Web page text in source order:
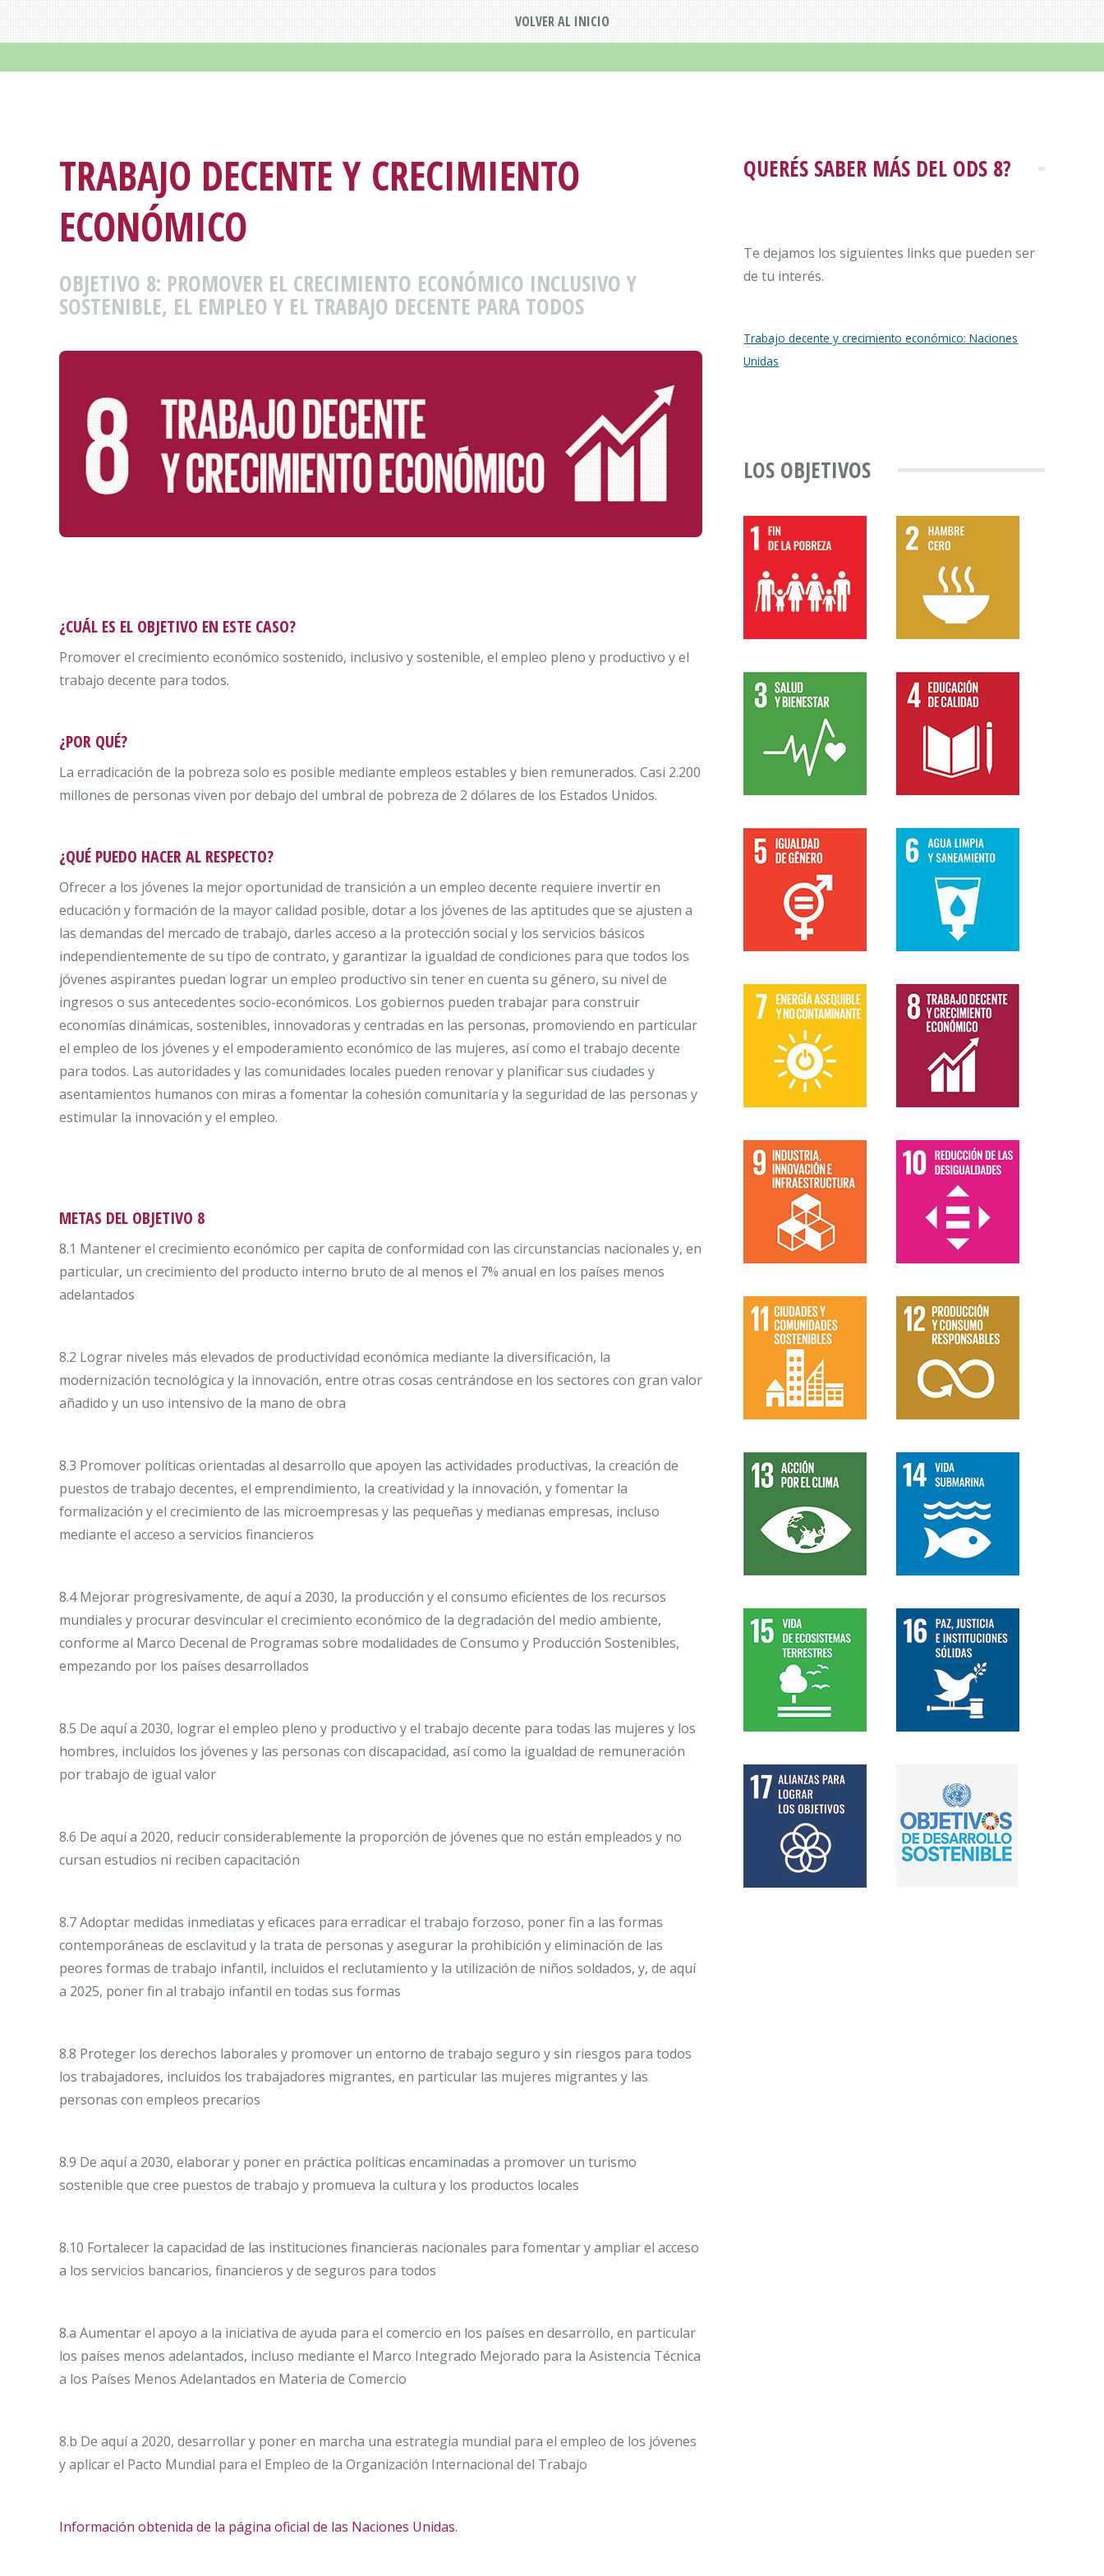
VOLVER AL INICIO
TRABAJO DECENTE Y CRECIMIENTO
ECONÓMICO
OBJETIVO 8: PROMOVER EL CRECIMIENTO ECONÓMICO INCLUSIVO Y
SOSTENIBLE, EL EMPLEO Y EL TRABAJO DECENTE PARA TODOS
¿CUÁL ES EL OBJETIVO EN ESTE CASO?
Promover el crecimiento económico sostenido, inclusivo y sostenible, el empleo pleno y productivo y el
trabajo decente para todos.
¿POR QUÉ?
La erradicación de la pobreza solo es posible mediante empleos estables y bien remunerados. Casi 2.200
millones de personas viven por debajo del umbral de pobreza de 2 dólares de los Estados Unidos.
¿QUÉ PUEDO HACER AL RESPECTO?
Ofrecer a los jóvenes la mejor oportunidad de transición a un empleo decente requiere invertir en
educación y formación de la mayor calidad posible, dotar a los jóvenes de las aptitudes que se ajusten a
las demandas del mercado de trabajo, darles acceso a la protección social y los servicios básicos
independientemente de su tipo de contrato, y garantizar la igualdad de condiciones para que todos los
jóvenes aspirantes puedan lograr un empleo productivo sin tener en cuenta su género, su nivel de
ingresos o sus antecedentes socio-económicos. Los gobiernos pueden trabajar para construir
economías dinámicas, sostenibles, innovadoras y centradas en las personas, promoviendo en particular
el empleo de los jóvenes y el empoderamiento económico de las mujeres, así como el trabajo decente
para todos. Las autoridades y las comunidades locales pueden renovar y planificar sus ciudades y
asentamientos humanos con miras a fomentar la cohesión comunitaria y la seguridad de las personas y
estimular la innovación y el empleo.
METAS DEL OBJETIVO 8
8.1 Mantener el crecimiento económico per capita de conformidad con las circunstancias nacionales y, en
particular, un crecimiento del producto interno bruto de al menos el 7% anual en los países menos
adelantados
8.2 Lograr niveles más elevados de productividad económica mediante la diversificación, la
modernización tecnológica y la innovación, entre otras cosas centrándose en los sectores con gran valor
añadido y un uso intensivo de la mano de obra
8.3 Promover políticas orientadas al desarrollo que apoyen las actividades productivas, la creación de
puestos de trabajo decentes, el emprendimiento, la creatividad y la innovación, y fomentar la
formalización y el crecimiento de las microempresas y las pequeñas y medianas empresas, incluso
mediante el acceso a servicios financieros
8.4 Mejorar progresivamente, de aquí a 2030, la producción y el consumo eficientes de los recursos
mundiales y procurar desvincular el crecimiento económico de la degradación del medio ambiente,
conforme al Marco Decenal de Programas sobre modalidades de Consumo y Producción Sostenibles,
empezando por los países desarrollados
8.5 De aquí a 2030, lograr el empleo pleno y productivo y el trabajo decente para todas las mujeres y los
hombres, incluidos los jóvenes y las personas con discapacidad, así como la igualdad de remuneración
por trabajo de igual valor
8.6 De aquí a 2020, reducir considerablemente la proporción de jóvenes que no están empleados y no
cursan estudios ni reciben capacitación
8.7 Adoptar medidas inmediatas y eficaces para erradicar el trabajo forzoso, poner fin a las formas
contemporáneas de esclavitud y la trata de personas y asegurar la prohibición y eliminación de las
peores formas de trabajo infantil, incluidos el reclutamiento y la utilización de niños soldados, y, de aquí
a 2025, poner fin al trabajo infantil en todas sus formas
8.8 Proteger los derechos laborales y promover un entorno de trabajo seguro y sin riesgos para todos
los trabajadores, incluidos los trabajadores migrantes, en particular las mujeres migrantes y las
personas con empleos precarios
8.9 De aquí a 2030, elaborar y poner en práctica políticas encaminadas a promover un turismo
sostenible que cree puestos de trabajo y promueva la cultura y los productos locales
8.10 Fortalecer la capacidad de las instituciones financieras nacionales para fomentar y ampliar el acceso
a los servicios bancarios, financieros y de seguros para todos
8.a Aumentar el apoyo a la iniciativa de ayuda para el comercio en los países en desarrollo, en particular
los países menos adelantados, incluso mediante el Marco Integrado Mejorado para la Asistencia Técnica
a los Países Menos Adelantados en Materia de Comercio
8.b De aquí a 2020, desarrollar y poner en marcha una estrategia mundial para el empleo de los jóvenes
y aplicar el Pacto Mundial para el Empleo de la Organización Internacional del Trabajo
Información obtenida de la página oficial de las Naciones Unidas.
QUERÉS SABER MÁS DEL ODS 8?
Te dejamos los siguientes links que pueden ser
de tu interés.
Trabajo decente y crecimiento económico: Naciones
Unidas
LOS OBJETIVOS